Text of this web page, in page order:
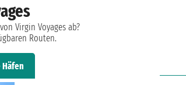
Virgin Voyages ab?
Routen.